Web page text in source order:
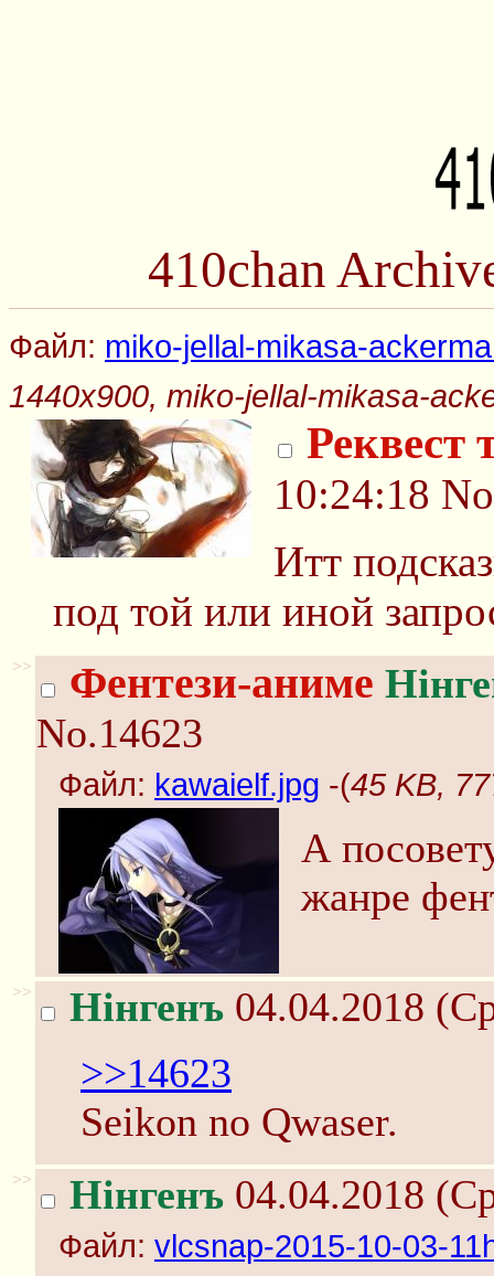
410chan
Файл: miko-jellal-mikasa-
1440x900, miko-jellal-mikasa-
Реквест
10:24:18
Итт
под той или иной
>> Фентези-аниме
No.14623
Файл: kawaielf.jpg -(45 KB,
А
жанре
>> Нінгенъ 04.04.2018
>>14623
Seikon no Qwaser.
>> Нінгенъ 04.04.2018
Файл: vlcsnap-2015-10-03-